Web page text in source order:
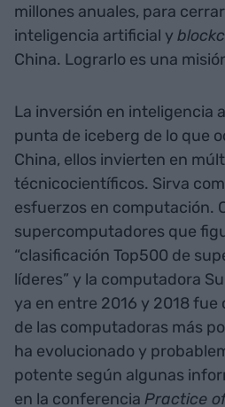
millones anuales, para
inteligencia artificial y
China. Lograrlo es una
La inversión en inteligencia
punta de iceberg de lo que
China, ellos invierten en
técnicocientíficos. Sirva
esfuerzos en computación.
supercomputadores que
“clasificación Top500 de
líderes” y la computadora
ya en entre 2016 y 2018 fue
de las computadoras más
ha evolucionado y
potente según algunas
en la conferencia Practice